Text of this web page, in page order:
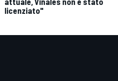
licenziato"